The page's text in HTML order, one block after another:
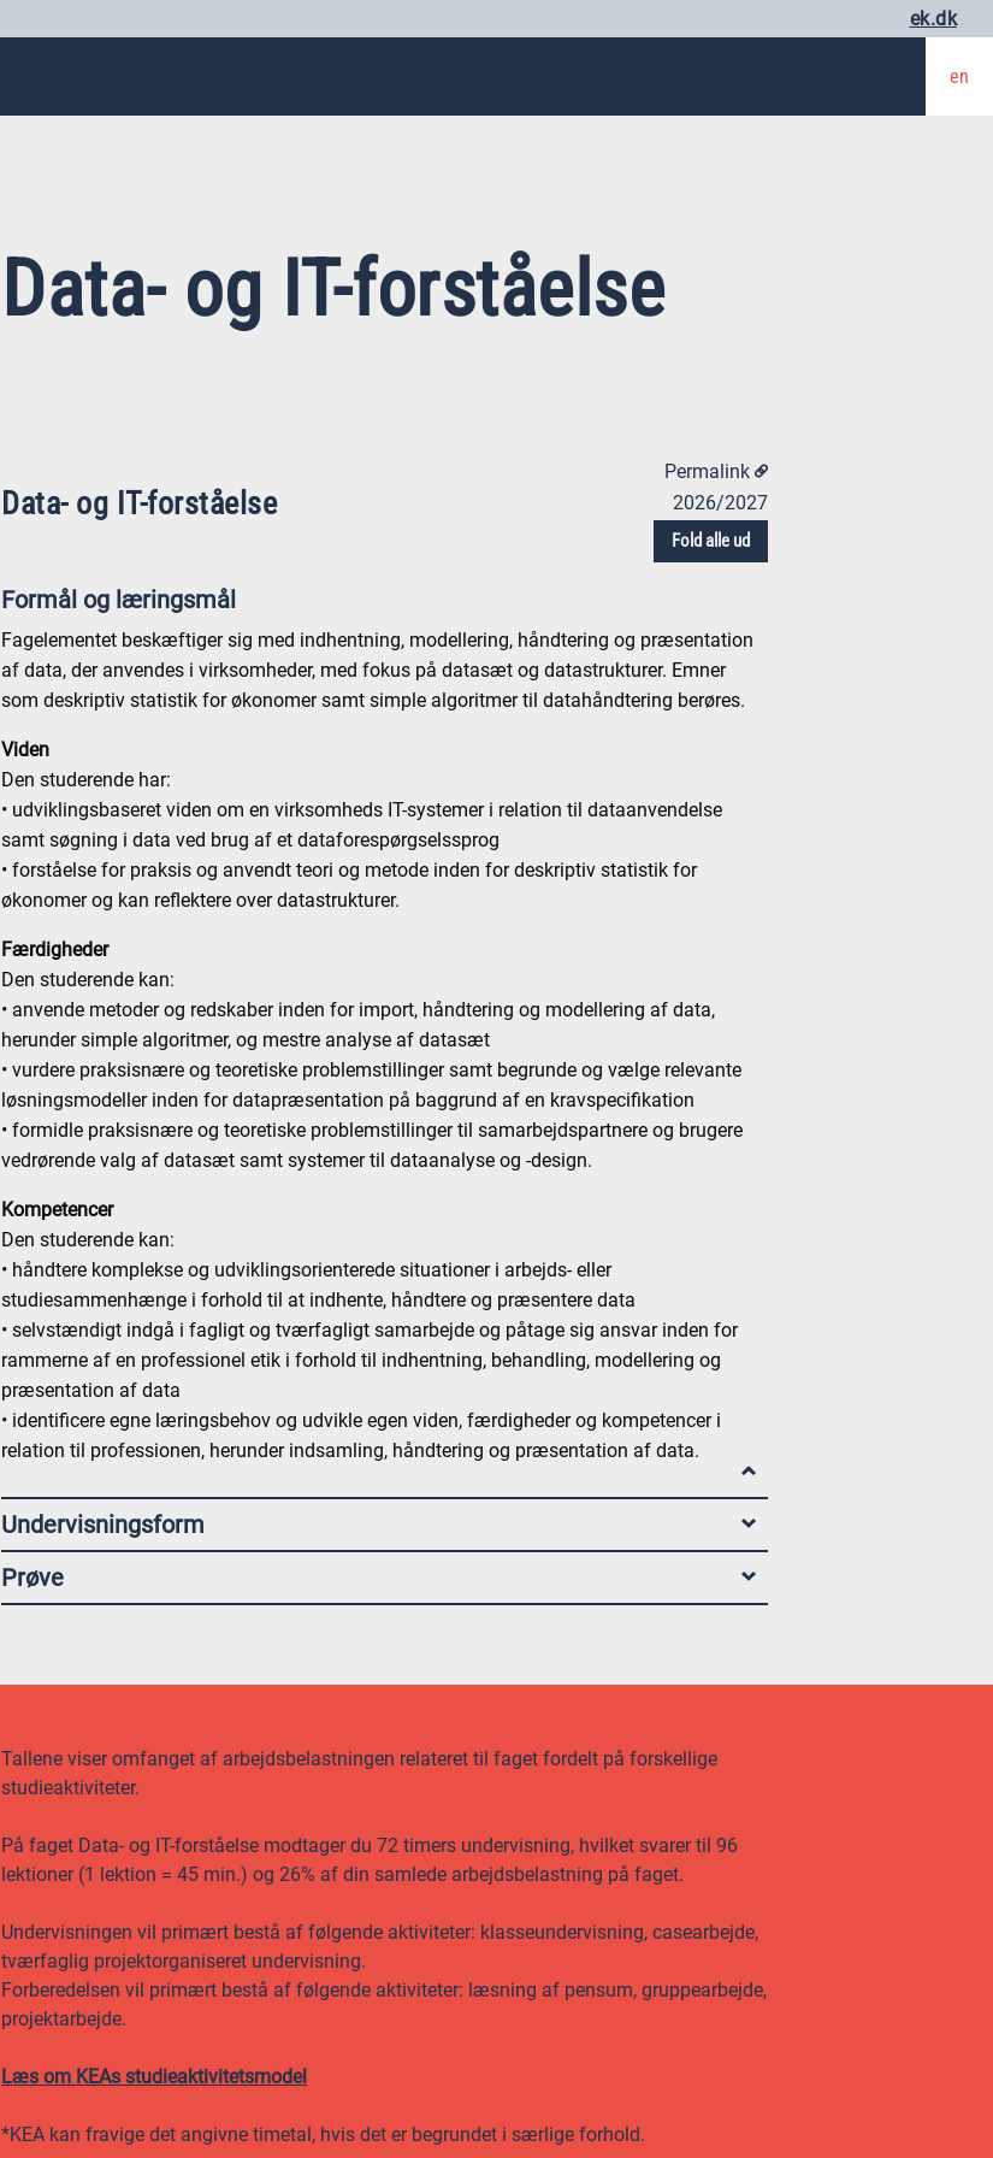
ek.dk
en
Data- og IT-forståelse
Permalink
Data- og IT-forståelse
2026/2027
Fold alle ud
Formål og læringsmål
Fagelementet beskæftiger sig med indhentning, modellering, håndtering og præsentation
af data, der anvendes i virksomheder, med fokus på datasæt og datastrukturer. Emner
som deskriptiv statistik for økonomer samt simple algoritmer til datahåndtering berøres.
Viden
Den studerende har:
• udviklingsbaseret viden om en virksomheds IT-systemer i relation til dataanvendelse
samt søgning i data ved brug af et dataforespørgselssprog
• forståelse for praksis og anvendt teori og metode inden for deskriptiv statistik for
økonomer og kan reflektere over datastrukturer.
Færdigheder
Den studerende kan:
• anvende metoder og redskaber inden for import, håndtering og modellering af data,
herunder simple algoritmer, og mestre analyse af datasæt
• vurdere praksisnære og teoretiske problemstillinger samt begrunde og vælge relevante
løsningsmodeller inden for datapræsentation på baggrund af en kravspecifikation
• formidle praksisnære og teoretiske problemstillinger til samarbejdspartnere og brugere
vedrørende valg af datasæt samt systemer til dataanalyse og -design.
Kompetencer
Den studerende kan:
• håndtere komplekse og udviklingsorienterede situationer i arbejds- eller
studiesammenhænge i forhold til at indhente, håndtere og præsentere data
• selvstændigt indgå i fagligt og tværfagligt samarbejde og påtage sig ansvar inden for
rammerne af en professionel etik i forhold til indhentning, behandling, modellering og
præsentation af data
• identificere egne læringsbehov og udvikle egen viden, færdigheder og kompetencer i
relation til professionen, herunder indsamling, håndtering og præsentation af data.
Undervisningsform
Prøve
Tallene viser omfanget af arbejdsbelastningen relateret til faget fordelt på forskellige
studieaktiviteter.
På faget Data- og IT-forståelse modtager du 72 timers undervisning, hvilket svarer til 96
lektioner (1 lektion = 45 min.) og 26% af din samlede arbejdsbelastning på faget.
Undervisningen vil primært bestå af følgende aktiviteter: klasseundervisning, casearbejde,
tværfaglig projektorganiseret undervisning.
Forberedelsen vil primært bestå af følgende aktiviteter: læsning af pensum, gruppearbejde,
projektarbejde.
Læs om KEAs studieaktivitetsmodel
*KEA kan fravige det angivne timetal, hvis det er begrundet i særlige forhold.